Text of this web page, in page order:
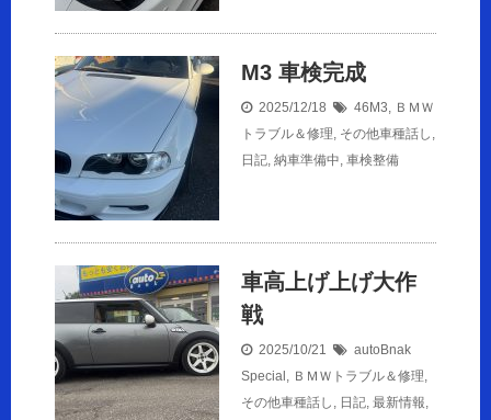
M3 車検完成
2025/12/18 46M3, ＢＭＷ
トラブル＆修理, その他車種話し ,
日記, 納車準備中, 車検整備
車高上げ上げ大作
戦
2025/10/21
autoBnak
Special , ＢＭＷトラブル＆修理,
その他車種話し , 日記, 最新情報,